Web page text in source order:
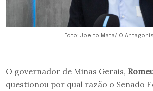
Foto: Joelto Mata/ O
O governador de Minas Gerais,
questionou por qual razão o Senado